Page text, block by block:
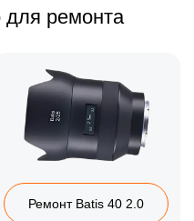
для ремонта
Ремонт Batis 40 2.0